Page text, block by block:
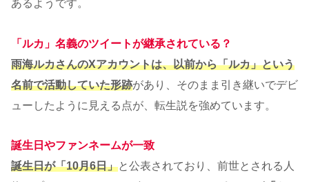
あるようです。
「ルカ」名義のツイートが継承されている？
雨海ルカさんのXアカウントは、以前から「ルカ」という
名前で活動していた形跡があり、そのまま引き継いでデビ
ューしたように見える点が、転生説を強めています。
誕生日やファンネームが一致
誕生日が「10月6日」と公表されており、前世とされる人